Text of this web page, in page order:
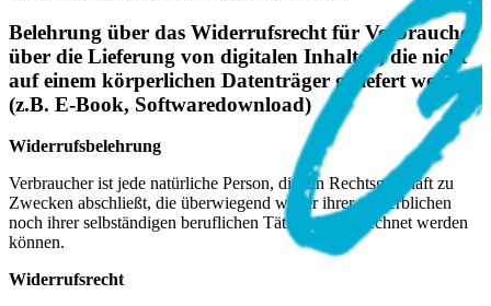
Belehrung über das Widerrufsrecht für Verbraucher
über die Lieferung von digitalen Inhalten, die nicht
auf einem körperlichen Datenträger geliefert werden
(z.B. E-Book, Softwaredownload)
Widerrufsbelehrung
Verbraucher ist jede natürliche Person, die ein Rechtsgeschäft zu
Zwecken abschließt, die überwiegend weder ihrer gewerblichen
noch ihrer selbständigen beruflichen Tätigkeit zugerechnet werden
können.
Widerrufsrecht